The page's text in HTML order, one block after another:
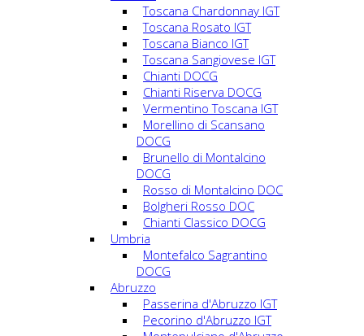
Toscana Chardonnay IGT
Toscana Rosato IGT
Toscana Bianco IGT
Toscana Sangiovese IGT
Chianti DOCG
Chianti Riserva DOCG
Vermentino Toscana IGT
Morellino di Scansano
DOCG
Brunello di Montalcino
DOCG
Rosso di Montalcino DOC
Bolgheri Rosso DOC
Chianti Classico DOCG
Umbria
Montefalco Sagrantino
DOCG
Abruzzo
Passerina d'Abruzzo IGT
Pecorino d'Abruzzo IGT